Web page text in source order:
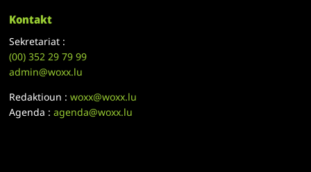
Kontakt
Sekretariat :
(00)352 29 79 99
admin@woxx.lu
Redaktioun :woxx@woxx.lu
Agenda :agenda@woxx.lu